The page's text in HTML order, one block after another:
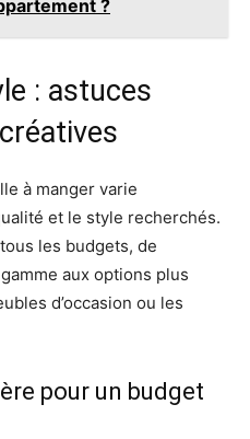
?
: astuces
à manger varie
et le style recherchés.
les budgets, de
aux options plus
d’occasion ou les
pour un budget